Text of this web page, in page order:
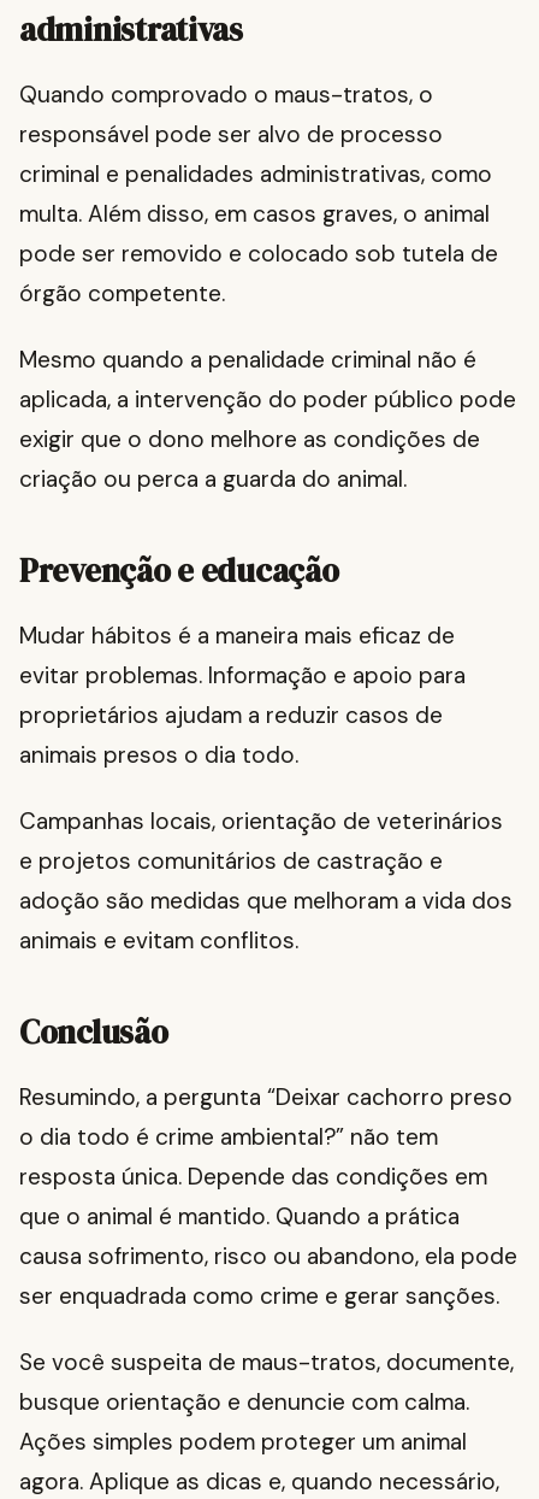
administrativas
Quando comprovado o maus-tratos, o
responsável pode ser alvo de processo
criminal e penalidades administrativas, como
multa. Além disso, em casos graves, o animal
pode ser removido e colocado sob tutela de
órgão competente.
Mesmo quando a penalidade criminal não é
aplicada, a intervenção do poder público pode
exigir que o dono melhore as condições de
criação ou perca a guarda do animal.
Prevenção e educação
Mudar hábitos é a maneira mais eficaz de
evitar problemas. Informação e apoio para
proprietários ajudam a reduzir casos de
animais presos o dia todo.
Campanhas locais, orientação de veterinários
e projetos comunitários de castração e
adoção são medidas que melhoram a vida dos
animais e evitam conflitos.
Conclusão
Resumindo, a pergunta “Deixar cachorro preso
o dia todo é crime ambiental?” não tem
resposta única. Depende das condições em
que o animal é mantido. Quando a prática
causa sofrimento, risco ou abandono, ela pode
ser enquadrada como crime e gerar sanções.
Se você suspeita de maus-tratos, documente,
busque orientação e denuncie com calma.
Ações simples podem proteger um animal
agora. Aplique as dicas e, quando necessário,